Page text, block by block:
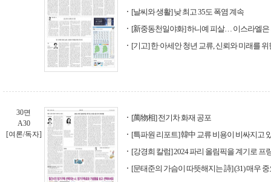
[날씨와 생활] 낮 최고 35도 폭염 계속
[新중동천일야화] 하니예 피살… 이스라엘은
[기고] 한·아세안 청년 교류, 신뢰와 미래를
30면
A30
[여론/독자]
[萬物相] 전기차 화재 공포
[특파원 리포트] 韓中 교류 비용이 비싸지고
[강경희 칼럼] 2024 파리 올림픽을 계기로 프
[문태준의 가슴이 따뜻해지는 詩] (31) 매우